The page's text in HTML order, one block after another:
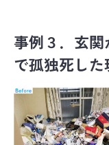
事例３．玄
で孤独死し